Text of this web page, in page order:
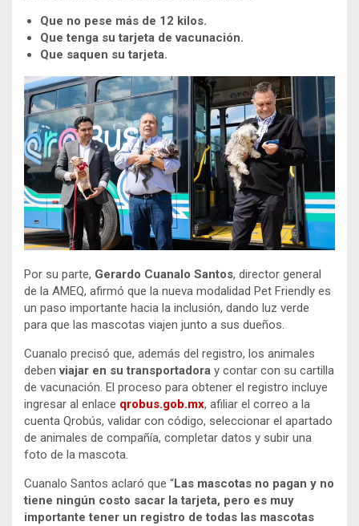
Que no pese más de 12 kilos.
Que tenga su tarjeta de vacunación.
Que saquen su tarjeta.
Por su parte, Gerardo Cuanalo Santos, director general
de la AMEQ, afirmó que la nueva modalidad Pet Friendly es
un paso importante hacia la inclusión, dando luz verde
para que las mascotas viajen junto a sus dueños.
Cuanalo precisó que, además del registro, los animales
debenviajar en su transportadora y contar con su cartilla
de vacunación. El proceso para obtener el registro incluye
ingresar al enlace qrobus.gob.mx, afiliar el correo a la
cuenta Qrobús, validar con código, seleccionar el apartado
de animales de compañía, completar datos y subir una
foto de la mascota.
Cuanalo Santos aclaró que “Las mascotas no pagan y no
tiene ningún costo sacar la tarjeta, pero es muy
importante tener un registro de todas las mascotas